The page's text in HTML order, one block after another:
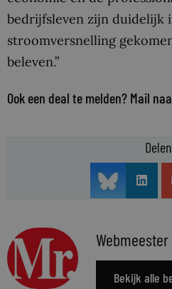
bedrijfsleven zijn duidelijk
stroomversnelling
beleven.”
Ook een deal te melden? Mail
Webmeester
Bekijk alle